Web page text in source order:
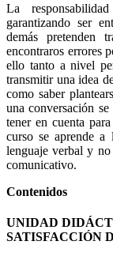
La
garantizando ser
demás pretenden
encontraros errores
ello tanto a nivel
transmitir una idea
como saber
una conversación
tener en cuenta
curso se aprende a
lenguaje verbal y
comunicativo.
Contenidos
UNIDAD
SATISFACCIÓN